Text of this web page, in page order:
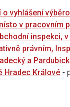
o vyhlášení
v pracovním
inspekci,
právním,
a
Hradec Králové -